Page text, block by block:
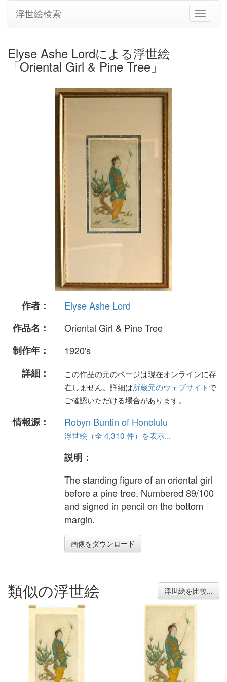
ナ
ビ
浮世絵検索
Elyse Ashe Lordによる浮世絵
「Oriental Girl & Pine Tree」
作者：
Elyse Ashe Lord
作品名：
Oriental Girl & Pine Tree
制作年：
1920's
詳細：
この作品の元のページは現在オンラインに存
在しません。詳細は所蔵元のウェブサイトで
ご確認いただける場合があります。
情報源： Robyn Buntin of Honolulu
浮世絵（全 4,310 件）を表示...
説明：
The standing figure of an oriental girl
before a pine tree. Numbered 89/100
and signed in pencil on the bottom
margin.
画像をダウンロード
類似の浮世絵 浮世絵を比較...